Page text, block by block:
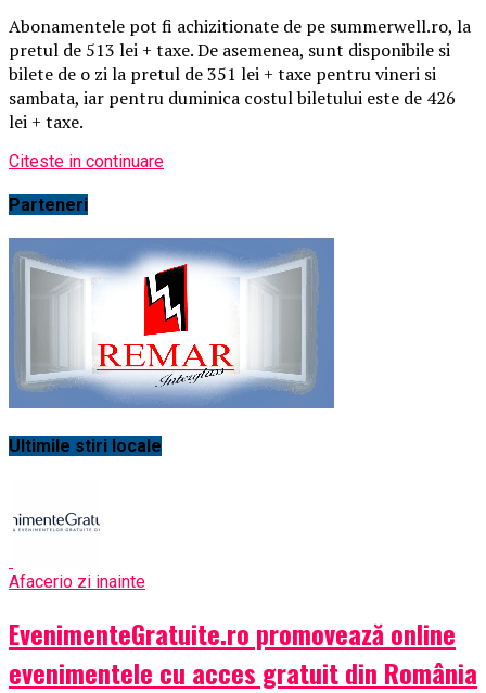
Abonamentele pot fi achizitionate de pe summerwell.ro, la
pretul de 513 lei + taxe. De asemenea, sunt disponibile si
bilete de o zi la pretul de 351 lei + taxe pentru vineri si
sambata, iar pentru duminica costul biletului este de 426
lei + taxe.
Citeste in continuare
Parteneri
Ultimile stiri locale
Afacerio zi inainte
EvenimenteGratuite.ro promovează online
evenimentele cu acces gratuit din România